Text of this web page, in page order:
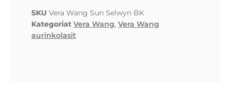
SKU Vera Wang Sun Selwyn BK
Kategoriat Vera Wang, Vera Wang
aurinkolasit